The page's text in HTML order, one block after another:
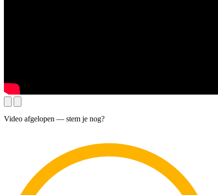
Video afgelopen — stem je nog?